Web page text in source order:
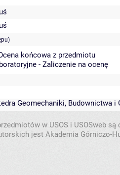
końcowa z przedmiotu
- Zaliczenie na ocenę
Geomechaniki, Budownictwa i
w USOS i USOSweb
jest Akademia Górniczo-